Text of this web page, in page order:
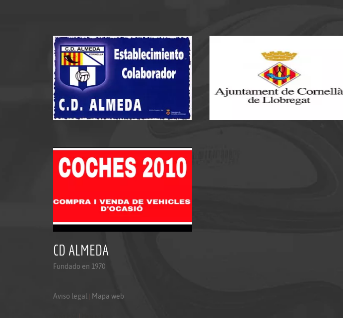
CD ALMEDA
Fundado en 1970
Aviso legal Mapa web